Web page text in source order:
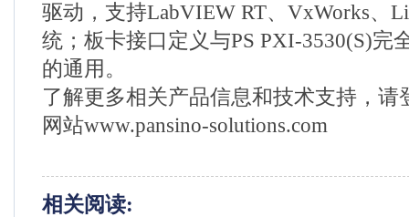
驱动，支持LabVIEW RT、VxWorks、
统；板卡接口定义与PS PXI-3530(S)完
的通用。
了解更多相关产品信息和技术支持，请
网站www.pansino-solutions.com
相关阅读: